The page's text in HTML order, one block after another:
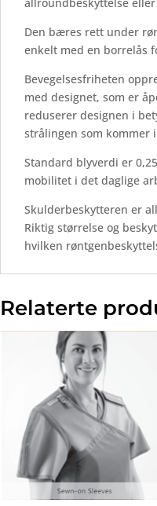
Den bæres rett under
enkelt med en borrelås
Bevegelsesfriheten
med designet, som er
reduserer designen i
strålingen som kommer
Standard blyverdi er
mobilitet i det daglige
Skulderbeskytteren er
Riktig størrelse og
hvilken
Relaterte